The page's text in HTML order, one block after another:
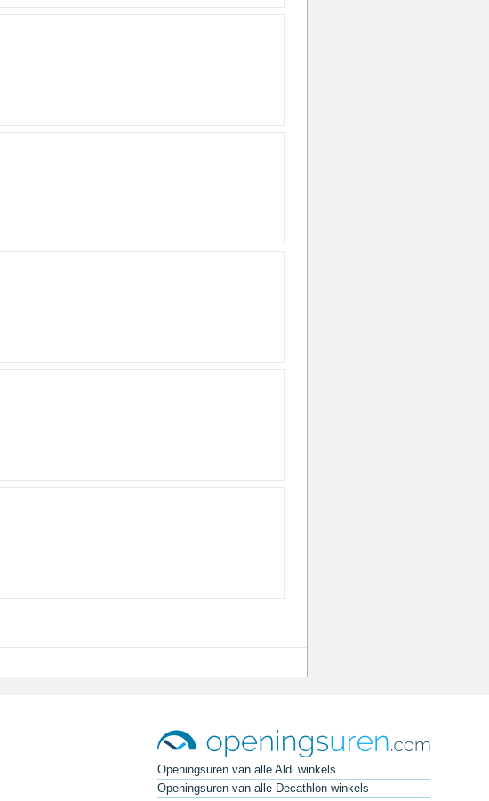
Openingsuren van alle Aldi winkels
Openingsuren van alle Decathlon winkels